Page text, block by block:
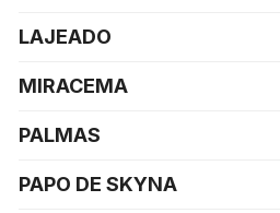
LAJEADO
MIRACEMA
PALMAS
PAPO DE SKYNA